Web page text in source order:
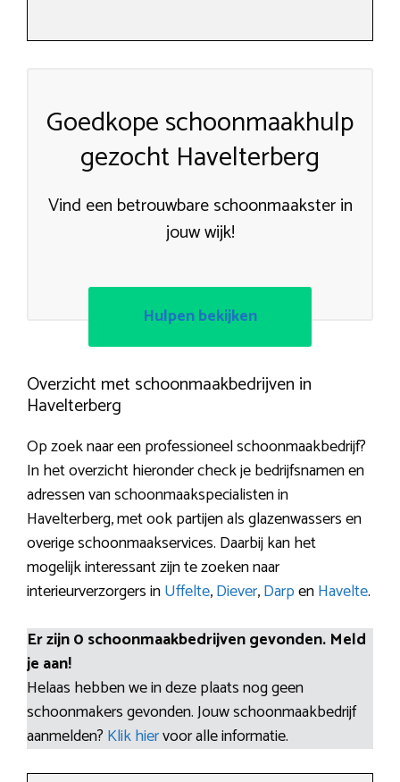
Goedkope schoonmaakhulp
gezocht Havelterberg
Vind een betrouwbare schoonmaakster in
jouw wijk!
Hulpen bekijken
Overzicht met schoonmaakbedrijven in
Havelterberg
Op zoek naar een professioneel schoonmaakbedrijf?
In het overzicht hieronder check je bedrijfsnamen en
adressen van schoonmaakspecialisten in
Havelterberg, met ook partijen als glazenwassers en
overige schoonmaakservices. Daarbij kan het
mogelijk interessant zijn te zoeken naar
interieurverzorgers inUffelte,Diever,DarpenHavelte.
Er zijn 0 schoonmaakbedrijven gevonden. Meld
je aan!
Helaas hebben we in deze plaats nog geen
schoonmakers gevonden. Jouw schoonmaakbedrijf
aanmelden? Klik hiervoor alle informatie.